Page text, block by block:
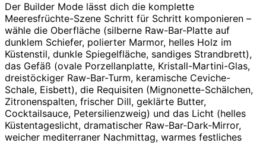
Der Builder Mode lässt dich die komplette
Meeresfrüchte-Szene Schritt für Schritt komponieren –
wähle die Oberfläche (silberne Raw-Bar-Platte auf
dunklem Schiefer, polierter Marmor, helles Holz im
Küstenstil, dunkle Spiegelfläche, sandiges Strandbrett),
das Gefäß (ovale Porzellanplatte, Kristall-Martini-Glas,
dreistöckiger Raw-Bar-Turm, keramische Ceviche-
Schale, Eisbett), die Requisiten (Mignonette-Schälchen,
Zitronenspalten, frischer Dill, geklärte Butter,
Cocktailsauce, Petersilienzweig) und das Licht (helles
Küstentageslicht, dramatischer Raw-Bar-Dark-Mirror,
weicher mediterraner Nachmittag, warmes festliches